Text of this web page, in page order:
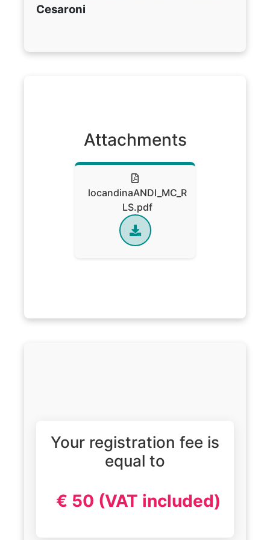
Cesaroni
Attachments
locandinaANDI_MC_R
LS.pdf
Your registration fee is
equal to
€ 50 (VAT included)